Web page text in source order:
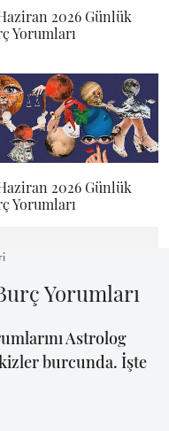
2026 Günlük
Yorumları
2026 Günlük
Yorumları
Yorumları
Astrolog
burcunda. İşte